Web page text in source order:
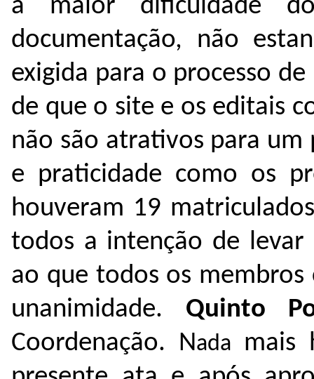
a maior dificuldade
documentação, não
exigida para o processo
de que o site e os editais
não são atrativos para
e praticidade como os
houveram 19
todos a intenção de levar
ao que todos os
unanimidade. Quinto
Coordenação. Nada mais